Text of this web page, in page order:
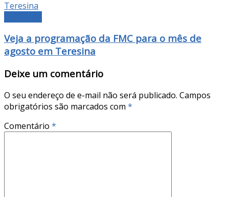
Veja a programação da FMC para o mês de
agosto em Teresina
Deixe um comentário
O seu endereço de e-mail não será publicado. Campos
obrigatórios são marcados com *
Comentário *